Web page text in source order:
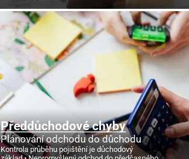
Předdůchodové chyby
Plánování odchodu do důchodu
Kontrola průběhu pojištění je důchodový